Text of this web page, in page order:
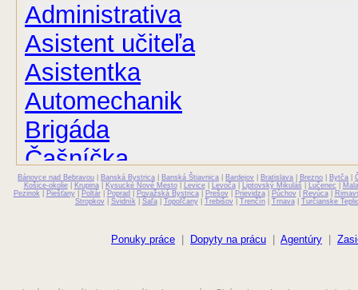
Administrativa
Asistent učiteľa
Asistentka
Automechanik
Brigáda
Čašníčka
Čašník
Farmaceut
Bánovce nad Bebravou Banská Bystrica Banská Štiavnica Bardejov Bratislava Brezno Bytča |
Košice-okolie| Krupina| Kysucké Nové Mesto| Levice| Levoča| Liptovský Mikuláš Lučenec
Pezinok
Piešťany| Poltár| Poprad Považská Bystrica| Prešov| Prievidza| Púchov| Revúca|
Stropkov| Svidník Šaľa| Topoľčany| Trebišov| Trenčín| Trnava| Turčianske
Ponuky práce Dopyty na prácu Agentúry